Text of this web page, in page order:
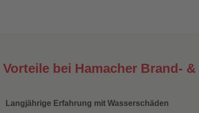
Vorteile bei Hamacher Brand-
Langjährige Erfahrung mit Wasserschäden